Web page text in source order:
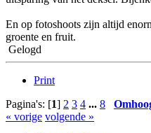
En op fotoshoots zijn altijd
groente en fruit.
Gelogd
Print
Pagina's: [1] 2 3 4 ... 8
« vorige volgende »